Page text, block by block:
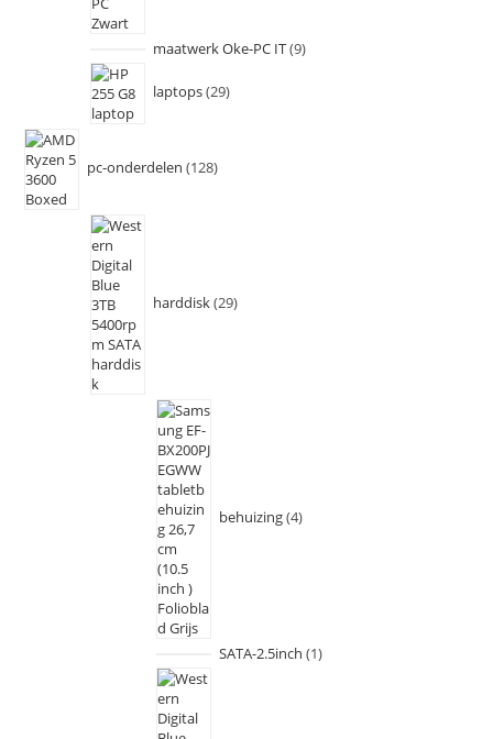
maatwerk Oke-PC IT 9
laptops 29
pc-onderdelen 128
harddisk 29
behuizing 4
SATA-2.5inch 1